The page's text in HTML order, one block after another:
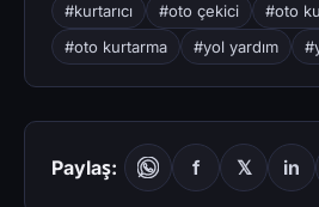
#kurtarıcı
#oto çekici
#oto
#oto kurtarma
#yol yardım
Paylaş: f 𝕏 in